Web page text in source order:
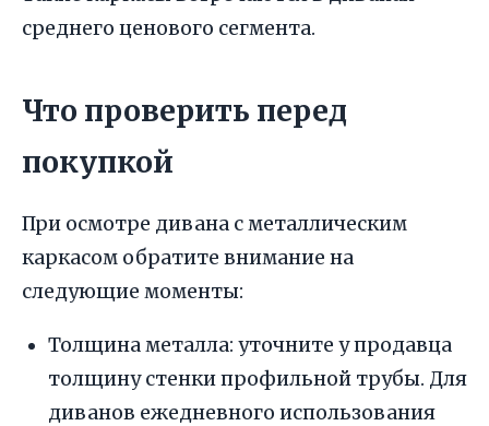
среднего ценового сегмента.
Что проверить перед
покупкой
При осмотре дивана с металлическим
каркасом обратите внимание на
следующие моменты:
Толщина металла: уточните у продавца
толщину стенки профильной трубы. Для
диванов ежедневного использования